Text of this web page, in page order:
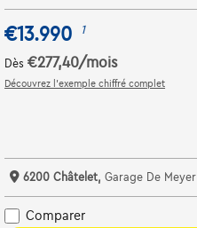
€13.990 1
Dès€277,40/mois
Découvrez l’exemple chiffré complet
6200 Châtelet,Garage De Meyer
Comparer